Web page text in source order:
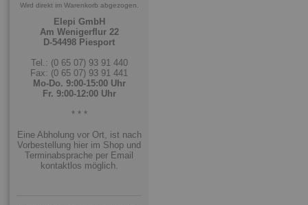
Wird direkt im Warenkorb abgezogen.
Elepi GmbH
Am Wenigerflur 22
D-54498 Piesport
Tel.: (0 65 07) 93 91 440
Fax: (0 65 07) 93 91 441
Mo-Do. 9:00-15:00 Uhr
Fr. 9:00-12:00 Uhr
* * *
Eine Abholung vor Ort, ist nach
Vorbestellung hier im Shop und
Terminabsprache per Email
kontaktlos möglich.